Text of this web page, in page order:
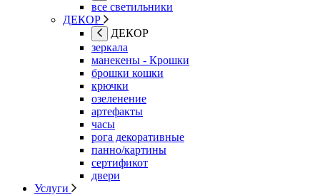
все светильники
ДЕКОР
ДЕКОР
зеркала
манекены - Крошки
брошки кошки
крючки
озеленение
артефакты
часы
рога декоративные
панно/картины
сертификот
двери
Услуги